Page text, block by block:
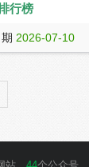
行榜
站。红袖提供古
,新全本免费手机
在红袖添香。
2026-07-10